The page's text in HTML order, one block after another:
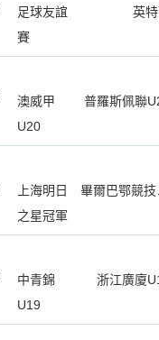
足球友誼
賽
英
澳威甲
U20
普羅斯佩聯
上海明日
之星冠軍
中青錦
U19
浙江廣廈